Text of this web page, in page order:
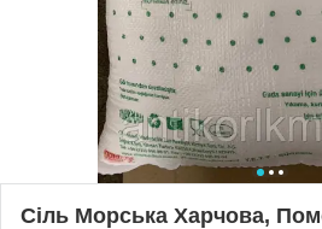
Сіль Морська Харчова,